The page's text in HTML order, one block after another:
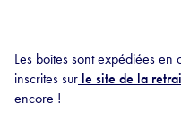
Les boîtes sont expédiées en
inscrites sur le site de la
encore !